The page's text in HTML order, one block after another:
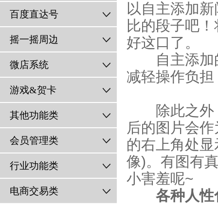
百度直达号
摇一摇周边
微店系统
游戏&贺卡
其他功能类
会员管理类
行业功能类
电商交易类
以自主添加
比的段子吧
好这口了。
自主添加的
减轻操作负
除此之外，
后的图片会
的右上角处
像)。有图有
小害羞呢~
各种人